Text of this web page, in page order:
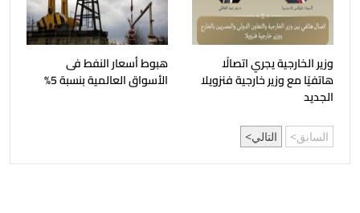
وزير الخارجية يجري اتصالًا
هاتفيًا مع وزير خارجية فنزويلا
الجديد
هبوط أسعار النفط فى
الأسواق العالمية بنسبة 5%
السابق التالي